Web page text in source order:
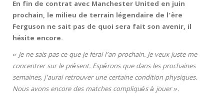
En fin de contrat avec Manchester United en juin
prochain, le milieu de terrain légendaire de l’ère
Ferguson ne sait pas de quoi sera fait son avenir, il
hésite encore.
« Je ne sais pas ce que je ferai l’an prochain. Je veux juste me
concentrer sur le présent. Espérons que dans les prochaines
semaines, j’aurai retrouver une certaine condition physiques.
Nous avons encore des matches compliqués à jouer ».